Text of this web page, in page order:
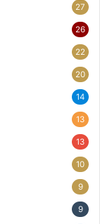
27
26
22
20
14
13
13
10
9
9